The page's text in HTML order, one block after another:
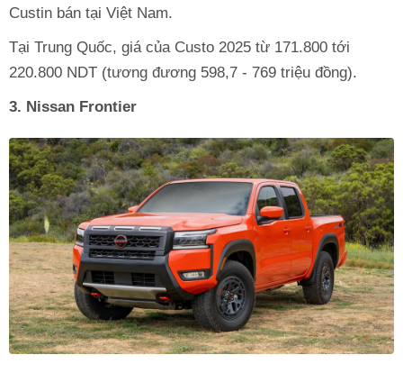
Custin bán tại Việt Nam.
Tại Trung Quốc, giá của Custo 2025 từ 171.800 tới
220.800 NDT (tương đương 598,7 - 769 triệu đồng).
3. Nissan Frontier